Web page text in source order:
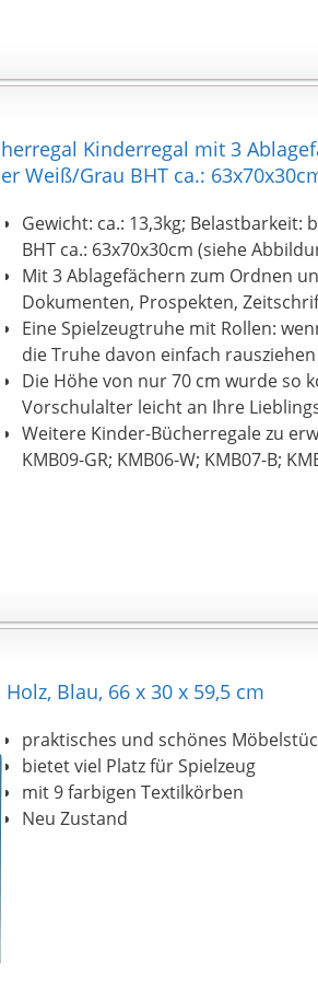
können Ihre Zeit und Mühe beim
Kinderregal mit 3
Weiß/Grau BHT ca.:
Gewicht: ca.: 13,3kg; Belastbarkeit:
BHT ca.: 63x70x30cm (siehe
Mit 3 Ablagefächern zum Ordnen
Dokumenten, Prospekten,
Eine Spielzeugtruhe mit Rollen:
die Truhe davon einfach rausziehen
Die Höhe von nur 70 cm wurde so
Vorschulalter leicht an Ihre
Weitere Kinder-Bücherregale zu
KMB09-GR; KMB06-W; KMB07-B;
Blau, 66 x 30 x 59,5 cm
praktisches und schönes
bietet viel Platz für Spielzeug
mit 9 farbigen Textilkörben
Neu Zustand